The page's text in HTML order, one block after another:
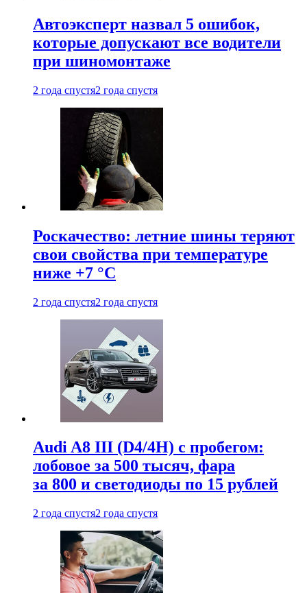
Автоэксперт назвал 5 ошибок,
которые допускают все водители
при шиномонтаже
2 года спустя2 года спустя
Роскачество: летние шины теряют
свои свойства при температуре
ниже +7 °C
2 года спустя2 года спустя
Audi A8 III (D4/4H) c пробегом:
лобовое за 500 тысяч, фара
за 800 и светодиоды по 15 рублей
2 года спустя2 года спустя